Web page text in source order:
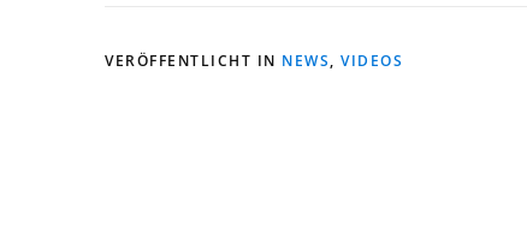
VERÖFFENTLICHT IN NEWS, VIDEOS